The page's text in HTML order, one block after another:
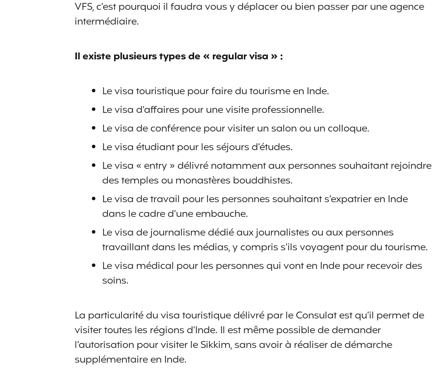
VFS, c’est pourquoi il faudra vous y déplacer ou bien passer par une agence
intermédiaire.
Il existe plusieurs types de « regular visa » :
Le visa touristique pour faire du tourisme en Inde.
Le visa d’affaires pour une visite professionnelle.
Le visa de conférence pour visiter un salon ou un colloque.
Le visa étudiant pour les séjours d’études.
Le visa « entry » délivré notamment aux personnes souhaitant rejoindre
des temples ou monastères bouddhistes.
Le visa de travail pour les personnes souhaitant s’expatrier en Inde
dans le cadre d’une embauche.
Le visa de journalisme dédié aux journalistes ou aux personnes
travaillant dans les médias, y compris s’ils voyagent pour du tourisme.
Le visa médical pour les personnes qui vont en Inde pour recevoir des
soins.
La particularité du visa touristique délivré par le Consulat est qu’il permet de
visiter toutes les régions d’Inde. Il est même possible de demander
l’autorisation pour visiter le Sikkim, sans avoir à réaliser de démarche
supplémentaire en Inde.